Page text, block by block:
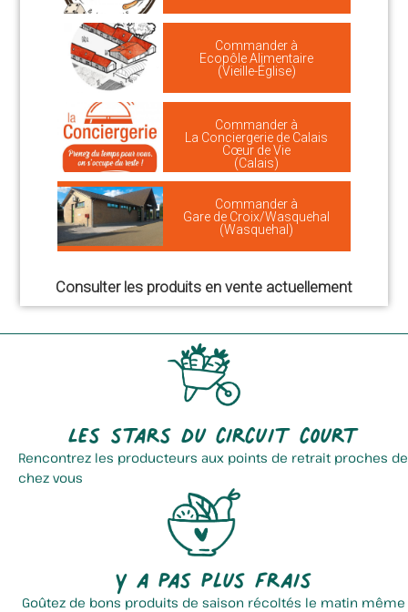
Commander à
Ecopôle Alimentaire
(Vieille-Église)
Commander à
La Conciergerie de Calais
Cœur de Vie
(Calais)
Commander à
Gare de Croix/Wasquehal
(Wasquehal)
Consulter les produits en vente actuellement
Les stars du circuit court
Rencontrez les producteurs aux points de retrait proches de
chez vous
Y a pas plus frais
Goûtez de bons produits de saison récoltés le matin même